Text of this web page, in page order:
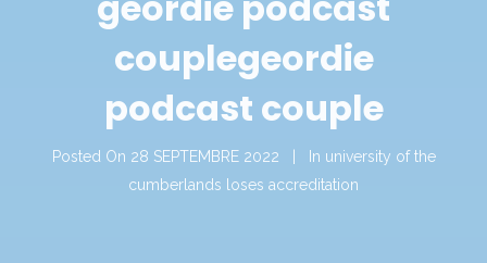
couplegeordie
podcast couple
Posted On 28 SEPTEMBRE 2022 In university of the
cumberlands loses accreditation